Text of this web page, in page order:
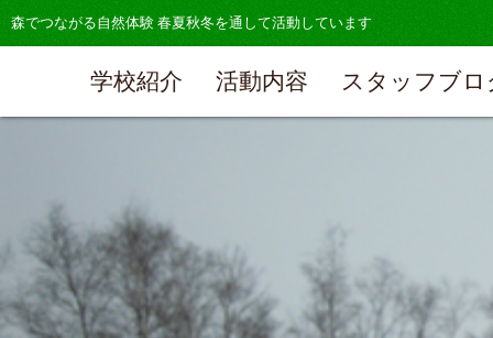
森でつながる自然体験 春夏秋冬を通して活動しています
学校紹介 活動内容 スタッフブロ